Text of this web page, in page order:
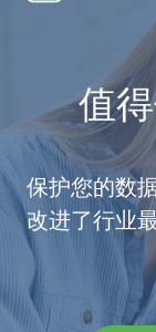
方案
安全
下载
支持
值
保护您的数
改进了行业